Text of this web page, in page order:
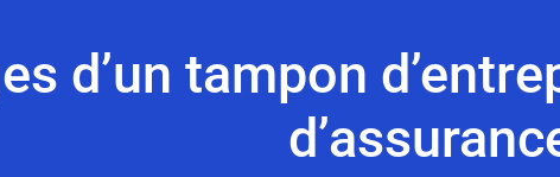
d’un tampon